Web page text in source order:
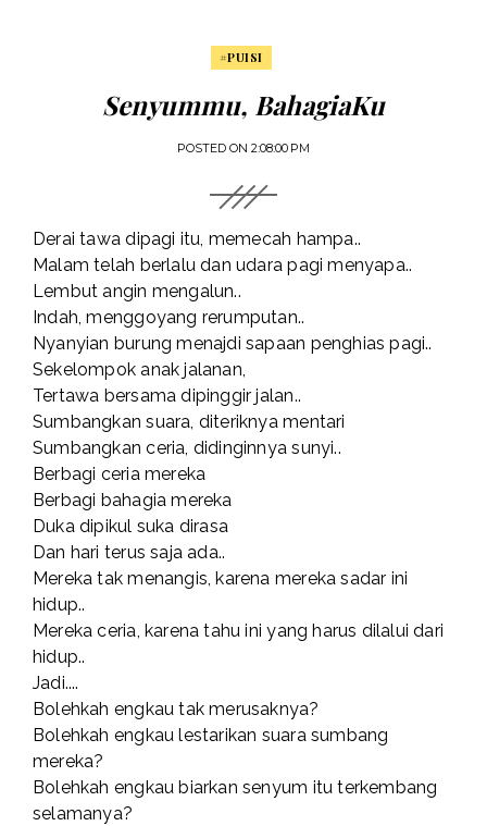
#PUISI
Senyummu, BahagiaKu
POSTED ON 2:08:00 PM
Derai tawa dipagi itu, memecah hampa..
Malam telah berlalu dan udara pagi menyapa..
Lembut angin mengalun..
Indah, menggoyang rerumputan..
Nyanyian burung menajdi sapaan penghias pagi..
Sekelompok anak jalanan,
Tertawa bersama dipinggir jalan..
Sumbangkan suara, diteriknya mentari
Sumbangkan ceria, didinginnya sunyi..
Berbagi ceria mereka
Berbagi bahagia mereka
Duka dipikul suka dirasa
Dan hari terus saja ada..
Mereka tak menangis, karena mereka sadar ini
hidup..
Mereka ceria, karena tahu ini yang harus dilalui dari
hidup..
Jadi....
Bolehkah engkau tak merusaknya?
Bolehkah engkau lestarikan suara sumbang
mereka?
Bolehkah engkau biarkan senyum itu terkembang
selamanya?